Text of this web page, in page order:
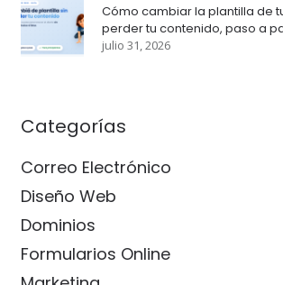
Cómo cambiar la plantilla de
perder tu contenido, paso a
julio 31, 2026
Categorías
Correo Electrónico
Diseño Web
Dominios
Formularios Online